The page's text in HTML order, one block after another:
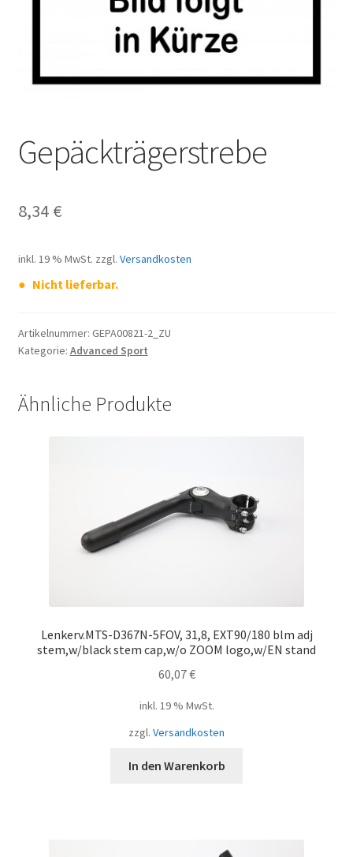
Gepäckträgerstrebe
8,34 €
inkl. 19 % MwSt. zzgl. Versandkosten
Nicht lieferbar.
Artikelnummer: GEPA00821-2_ZU
Kategorie: Advanced Sport
Ähnliche Produkte
Lenkerv.MTS-D367N-5FOV, 31,8, EXT90/180 blm adj
stem,w/black stem cap,w/o ZOOM logo,w/EN stand
60,07€
inkl. 19 % MwSt.
zzgl. Versandkosten
In den Warenkorb